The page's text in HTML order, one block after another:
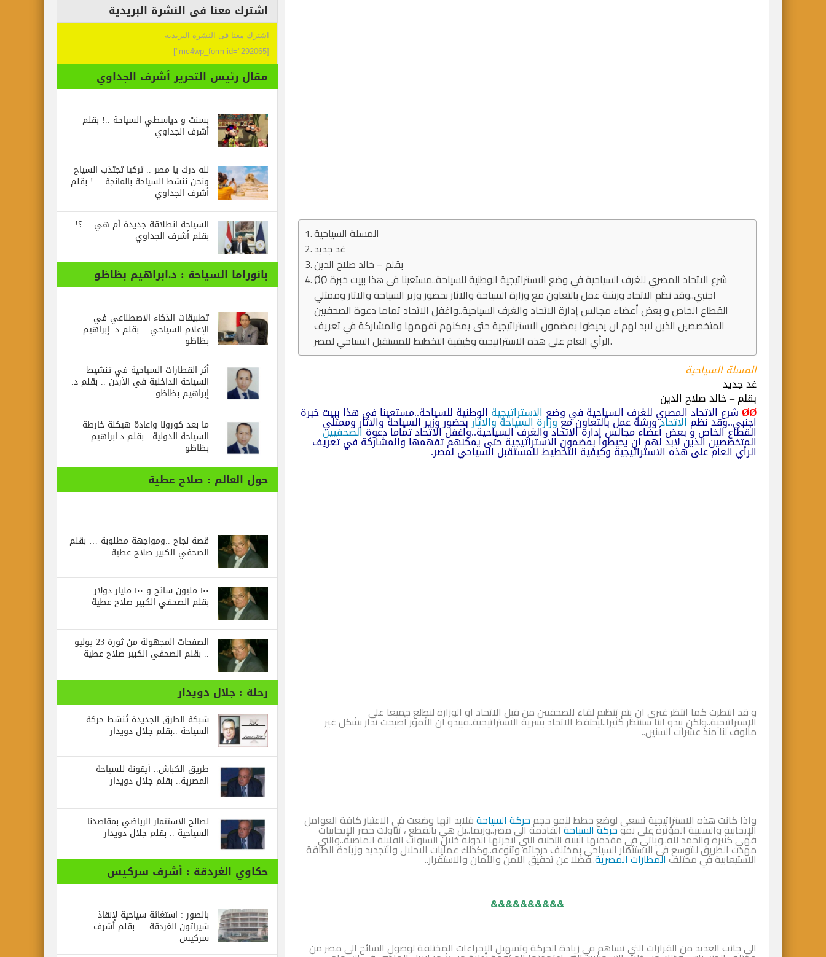
المسلة السياحية
غد جديد
بقلم – خالد صلاح الدين
ØØ شرع الاتحاد المصري للغرف السياحية في وضع الاستراتيجية الوطنية للسياحة..مستعينا في هذا ببيت خبرة
اجنبي..وقد نظم الاتحاد ورشة عمل بالتعاون مع وزارة السياحة والاثار بحضور وزير السياحة والاثار وممثلي
القطاع الخاص و بعض أعضاء مجالس إدارة الاتحاد والغرف السياحية..واغفل الاتحاد تماما دعوة الصحفيين
المتخصصين الذين لابد لهم ان يحيطوا بمضمون الاستراتيجية حتى يمكنهم تفهمها والمشاركة في تعريف
الرأي العام على هذه الاستراتيجية وكيفية التخطيط للمستقبل السياحي لمصر.
المسلة السياحية
غد جديد
بقلم – خالد صلاح الدين
ØØشرع الاتحاد المصري للغرف السياحية في وضع الاستراتيجية الوطنية للسياحة..مستعينا في هذا ببيت خبرة
اجنبي..وقد نظم الاتحادورشة عمل بالتعاون معوزارة السياحة والاثاربحضور وزير السياحة والاثار وممثلي
القطاع الخاص و بعض أعضاء مجالس إدارة الاتحاد والغرف السياحية..واغفل الاتحاد تماما دعوةالصحفيين
المتخصصين الذين لابد لهم ان يحيطوا بمضمون الاستراتيجية حتى يمكنهم تفهمها والمشاركة في تعريف
الرأي العام على هذه الاستراتيجية وكيفية التخطيط للمستقبل السياحي لمصر.
و قد انتظرت كما انتظر غيرى ان يتم تنظيم لقاء للصحفيين من قبل الاتحاد او الوزارة لنطلع جميعا على
الاستراتيجية..ولكن يبدو اننا سننتظر كثيرا..ليحتفظ الاتحاد بسرية الاستراتيجية..فيبدو ان الأمور أصبحت تدار بشكل غير
مألوف لنا منذ عشرات السنين..
واذا كانت هذه الاستراتيجية تسعى لوضع خطط لنمو حجمحركة السياحةفلابد انها وضعت في الاعتبار كافة العوامل
الإيجابية والسلبية المؤثرة على نموحركة السياحةالقادمة الى مصر..وربما..بل هي بالقطع ، تناولت حصر الإيجابيات
فهي كثيرة والحمد لله..ويأتي في مقدمتها البنية التحتية التي انجزتها الدولة خلال السنوات القليلة الماضية..والتي
مهدت الطريق للتوسع في الاستثمار السياحي بمختلف درجاته وتنوعه..وكذلك عمليات الاحلال والتجديد وزيادة الطاقة
الاستيعابية في مختلفالمطارات المصرية..فضلا عن تحقيق الامن والأمان والاستقرار..
&&&&&&&&&&
الى جانب العديد من القرارات التي تساهم في زيادة الحركة وتسهيل الإجراءات المختلفة لوصول السائح الى مصر من
اشترك معنا فى النشرة البريدية
اشترك معنا فى النشرة البريدية
[mc4wp_form id="292065"]
مقال رئيس التحرير أشرف الجداوي
بسنت و دياسطي السياحة ..! بقلم
أشرف الجداوي
لله درك يا مصر .. تركيا تجتذب السياح
ونحن ننشط السياحة بالمانجة …! بقلم
أشرف الجداوي
السياحة انطلاقة جديدة أم هي …؟!
بقلم أشرف الجداوي
بانوراما السياحة : د.ابراهيم بظاظو
تطبيقات الذكاء الاصطناعي في
الإعلام السياحي .. بقلم د. إبراهيم
بظاظو
أثر القطارات السياحية في تنشيط
السياحة الداخلية في الأردن .. بقلم د.
إبراهيم بظاظو
ما بعد كورونا واعادة هيكلة خارطة
السياحة الدولية…بقلم د.ابراهيم
بظاظو
حول العالم : صلاح عطية
قصة نجاح ..ومواجهة مطلوبة … بقلم
الصحفي الكبير صلاح عطية
١٠٠ مليون سائح و ١٠٠ مليار دولار …
بقلم الصحفي الكبير صلاح عطية
الصفحات المجهولة من ثورة 23 يوليو
.. بقلم الصحفي الكبير صلاح عطية
رحلة : جلال دويدار
شبكة الطرق الجديدة تُنشط حركة
السياحة ..بقلم جلال دويدار
طريق الكباش.. أيقونة للسياحة
المصرية.. بقلم جلال دويدار
لصالح الاستثمار الرياضي بمقاصدنا
السياحية .. بقلم جلال دويدار
حكاوي الغردقة : أشرف سركيس
بالصور : استغاثة سياحية لإنقاذ
شيراتون الغردقة … بقلم أشرف
سركيس